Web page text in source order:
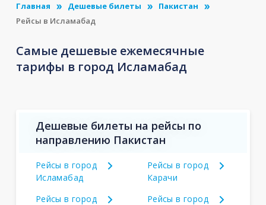
Главная Дешевые билеты
Пакистан
Рейсы в Исламабад
Самые дешевые ежемесячные
тарифы в город Исламабад
Дешевые билеты на рейсы по
направлению Пакистан
Рейсы в город
Исламабад
Рейсы в город
Карачи
Рейсы в город
Рейсы в город